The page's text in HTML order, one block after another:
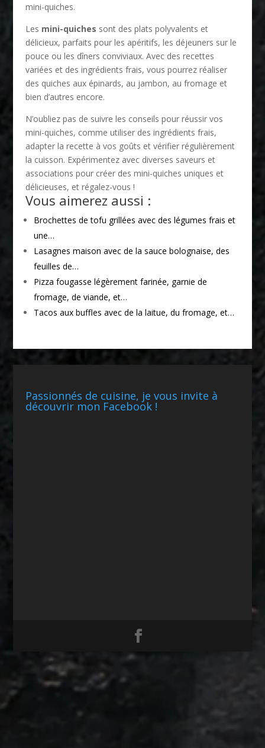
mini-quiches.
Les mini-quiches sont des plats polyvalents et
délicieux, parfaits pour les apéritifs, les déjeuners sur le
pouce ou les dîners conviviaux. Avec des recettes
variées et des ingrédients frais, vous pourrez réaliser
des quiches aux épinards, au jambon, au fromage et
bien d’autres encore.
N’oubliez pas de suivre les conseils pour réussir vos
mini-quiches, comme utiliser des ingrédients frais,
adapter la recette à vos goûts et vérifier régulièrement
la cuisson. Expérimentez avec diverses saveurs et
associations pour créer des mini-quiches uniques et
délicieuses, et régalez-vous !
Vous aimerez aussi :
Brochettes de tofu grillées avec des légumes frais et
une…
Lasagnes maison avec de la sauce bolognaise, des
feuilles de…
Pizza fougasse légèrement farinée, garnie de
fromage, de viande, et…
Tacos aux buffles avec de la laitue, du fromage, et…
Passionnés de cuisine, je vous invite à
découvrir mon Facebook !